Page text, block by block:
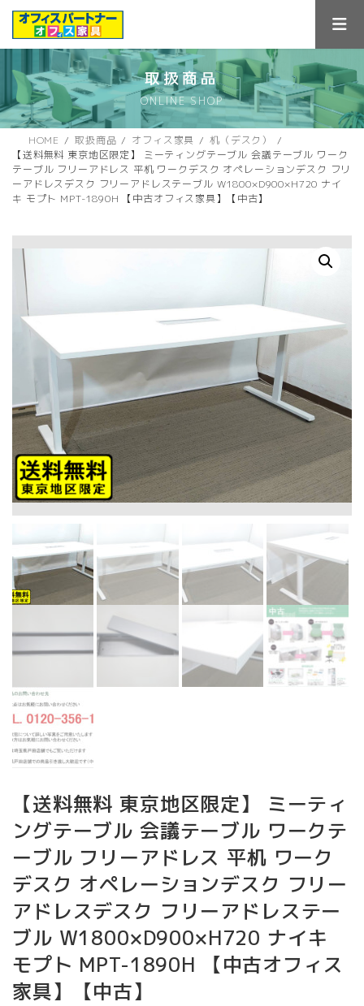
ス
キ
ン
に
取扱商品
ONLINE SHOP
HOME 取扱商品 オフィス家具
机（デスク）
【送料無料 東京地区限定】 ミーティングテーブル 会議テーブル ワーク
テーブル フリーアドレス 平机 ワークデスク オペレーションデスク フリ
ーアドレスデスク フリーアドレステーブル W1800×D900×H720 ナイ
キ モプト MPT-1890H 【中古オフィス家具】【中古】
【送料無料 東京地区限定】 ミーティ
ングテーブル 会議テーブル ワークテ
ーブル フリーアドレス 平机 ワーク
デスク オペレーションデスク フリー
アドレスデスク フリーアドレステー
ブル W1800×D900×H720 ナイキ
モプト MPT-1890H 【中古オフィス
家具】【中古】